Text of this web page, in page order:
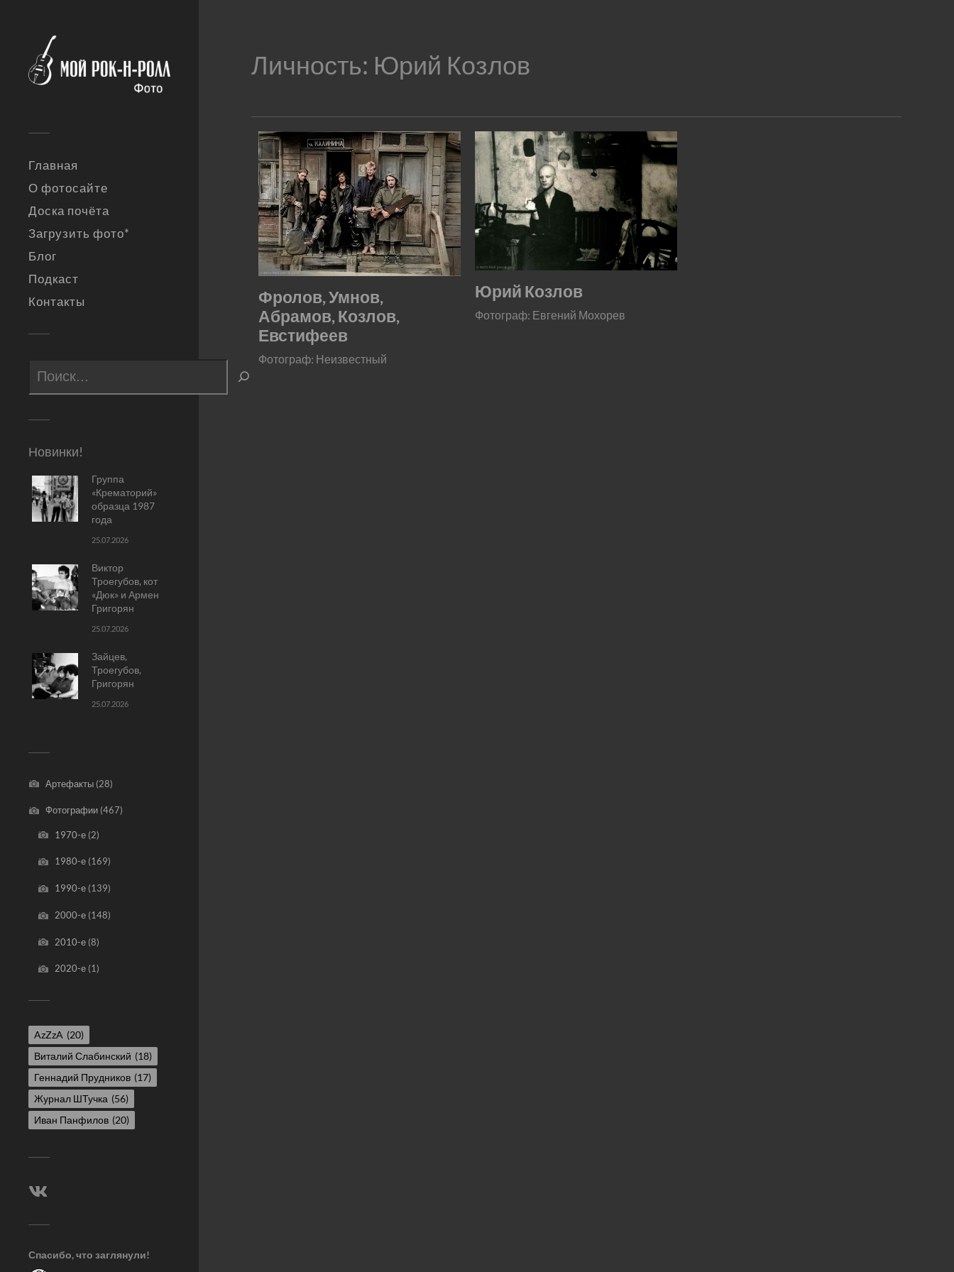
Главная
О фотосайте
Доска почёта
Загрузить фото*
Блог
Подкаст
Контакты
Новинки!
Группа
«Крематорий»
образца 1987
года
25.07.2026
Виктор
Троегубов, кот
«Дюк» и Армен
Григорян
25.07.2026
Зайцев,
Троегубов,
Григорян
25.07.2026
Артефакты (28)
Фотографии (467)
1970-е(2)
1980-е(169)
1990-е(139)
2000-е(148)
2010-е(8)
2020-е(1)
AzZzA (20)
Виталий Слабинский (18)
Геннадий Прудников (17)
Журнал ШТучка (56)
Иван Панфилов (20)
Спасибо, что заглянули!
Личность: Юрий Козлов
Фролов, Умнов,
Абрамов, Козлов,
Евстифеев
Фотограф: Неизвестный
Юрий Козлов
Фотограф: Евгений Мохорев